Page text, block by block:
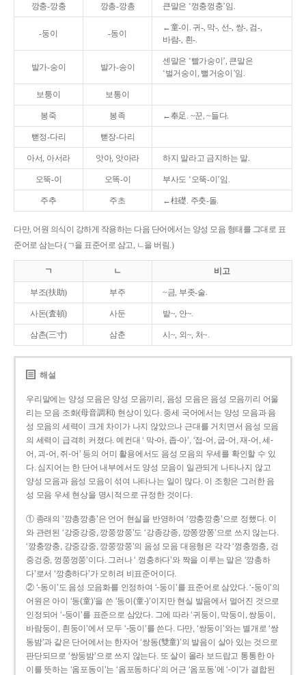
깡충-깡충 깡총-깡총 큰말은 ‘껑충껑충’임.
-둥이 -동이
←童-이. 귀-, 막-, 선-, 쌍-, 검-,
바람-, 흰-.
발가-숭이 발가-송이
센말은 ‘빨가숭이’, 큰말은
‘벌거숭이, 뻘거숭이’임.
보퉁이 보통이
봉죽 봉족 ←奉足. ~꾼, ~들다.
뻗정-다리 뻗장-다리
아서, 아서라 앗아, 앗아라 하지 말라고 금지하는 말.
오뚝-이 오똑-이 부사도 ‘오뚝-이’임.
주추 주초 ←柱礎. 주춧-돌.
다만, 어원 의식이 강하게 작용하는 다음 단어에서는 양성 모음 형태를 그대로 표
준어로 삼는다.(ㄱ을 표준어로 삼고, ㄴ을 버림.)
ㄱ ㄴ 비고
부조(扶助) 부주 ~금, 부좃-술.
사돈(査頓) 사둔 밭~, 안~.
삼촌(三寸) 삼춘 시~, 외~, 처~.
해설
우리말에는 양성 모음은 양성 모음끼리, 음성 모음은 음성 모음끼리 어울
리는 모음 조화(母音調和) 현상이 있다. 중세 국어에서는 양성 모음과 음
성 모음의 세력이 크게 차이가 나지 않았으나 근대를 거치면서 음성 모음
의 세력이 급격히 커졌다. 예컨대 ‘ 막-아, 좁-아’, ‘접-어, 굽-어, 재-어, 세-
어, 괴-어, 쥐-어’ 등의 어미 활용에서도 음성 모음의 우세를 확인할 수 있
다. 심지어는 한 단어 내부에서도 양성 모음이 일관되게 나타나지 않고
양성 모음과 음성 모음이 섞여 나타나는 일이 많다. 이 조항은 그러한 음
성 모음 우세 현상을 명시적으로 규정한 것이다.
① 종래의 ‘깡총깡총’은 언어 현실을 반영하여 ‘깡충깡충’으로 정했다. 이
와 관련된 ‘강중강중, 깡쭝깡쭝’도 ‘강종강종, 깡쫑깡쫑’으로 쓰지 않는다.
‘깡충깡충, 강중강중, 깡쭝깡쭝’의 음성 모음 대응형은 각각 ‘껑충껑충, 겅
중겅중, 껑쭝껑쭝’이다. 그러나 ‘ 껑충하다’와 짝을 이루는 말은 ‘깡총하
다’로서 ‘깡충하다’가 오히려 비표준어이다.
② ‘-동이’도 음성 모음화를 인정하여 ‘-둥이’를 표준어로 삼았다. ‘-둥이’의
어원은 아이 ‘동(童)’을 쓴 ‘동이(童-)’이지만 현실 발음에서 멀어진 것으로
인정되어 ‘-둥이’를 표준으로 삼았다. 그에 따라 ‘귀둥이, 막둥이, 쌍둥이,
바람둥이, 흰둥이’에서 모두 ‘-둥이’를 쓴다. 다만, ‘쌍둥이’와는 별개로 ‘쌍
동밤’과 같은 단어에서는 한자어 ‘쌍동(雙童)’의 발음이 살아 있는 것으로
판단되므로 ‘쌍둥밤’으로 쓰지 않는다. 또 살이 올라 보드랍고 통통한 아
이를 뜻하는 ‘옴포동이’는 ‘옴포동하다’의 어근 ‘옴포동’에 ‘-이’가 결합된